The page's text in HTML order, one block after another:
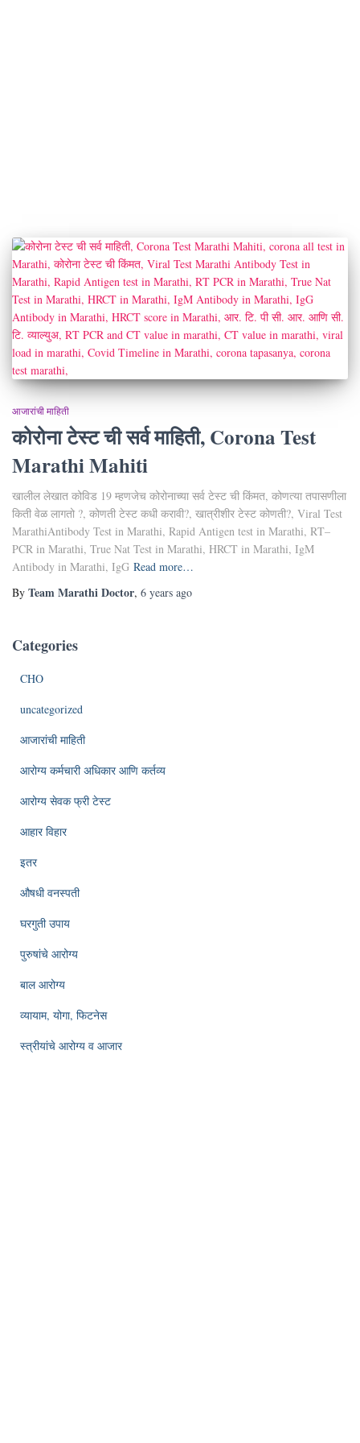
आजारांची माहिती
कोरोना टेस्ट ची सर्व माहिती, Corona Test
Marathi Mahiti
खालील लेखात कोविड 19 म्हणजेच कोरोनाच्या सर्व टेस्ट ची किंमत, कोणत्या तपासणीला
किती वेळ लागतो ?, कोणती टेस्ट कधी करावी?, खात्रीशीर टेस्ट कोणती?, Viral Test
MarathiAntibody Test in Marathi, Rapid Antigen test in Marathi, RT–
PCR in Marathi, True Nat Test in Marathi, HRCT in Marathi, IgM
Antibody in Marathi, IgG Read more…
By Team Marathi Doctor, 6 years ago
Categories
CHO
uncategorized
आजारांची माहिती
आरोग्य कर्मचारी अधिकार आणि कर्तव्य
आरोग्य सेवक फ्री टेस्ट
आहार विहार
इतर
औषधी वनस्पती
घरगुती उपाय
पुरुषांचे आरोग्य
बाल आरोग्य
व्यायाम, योगा, फिटनेस
स्त्रीयांचे आरोग्य व आजार